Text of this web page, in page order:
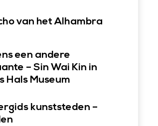
van het Alhambra
een andere
– Sin Wai Kin in
Hals Museum
kunststeden –